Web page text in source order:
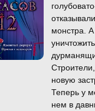
монстра. А
новую
Теперь у
нем в